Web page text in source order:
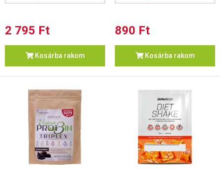
2 795 Ft
Kosárba rakom
890 Ft
Kosárba rakom